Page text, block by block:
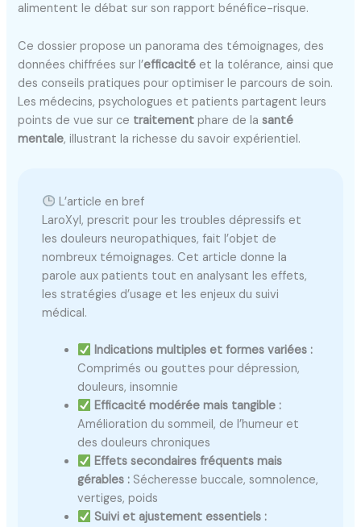
alimentent le débat sur son rapport bénéfice-risque.
Ce dossier propose un panorama des témoignages, des
données chiffrées sur l’efficacité et la tolérance, ainsi que
des conseils pratiques pour optimiser le parcours de soin.
Les médecins, psychologues et patients partagent leurs
points de vue sur ce traitement phare de lasanté
mentale, illustrant la richesse du savoir expérientiel.
L’article en bref
LaroXyl, prescrit pour les troubles dépressifs et
les douleurs neuropathiques, fait l’objet de
nombreux témoignages. Cet article donne la
parole aux patients tout en analysant les effets,
les stratégies d’usage et les enjeux du suivi
médical.
Indications multiples et formes variées :
Comprimés ou gouttes pour dépression,
douleurs, insomnie
Efficacité modérée mais tangible :
Amélioration du sommeil, de l’humeur et
des douleurs chroniques
Effets secondaires fréquents mais
gérables : Sécheresse buccale, somnolence,
vertiges, poids
Suivi et ajustement essentiels :